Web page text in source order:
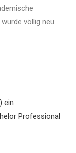
völlig neu
ein
Professional